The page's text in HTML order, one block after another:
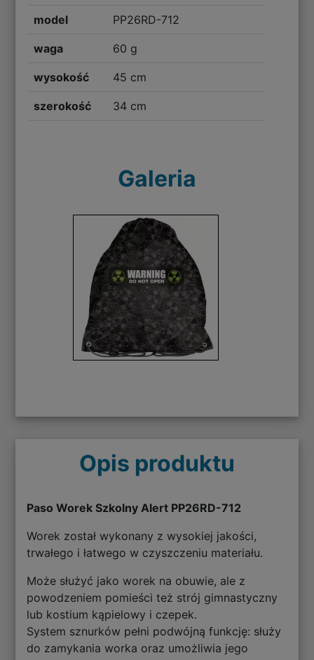
model PP26RD-712
waga 60 g
wysokość 45 cm
szerokość 34 cm
Galeria
Opis produktu
Paso Worek Szkolny Alert PP26RD-712
Worek został wykonany z wysokiej jakości,
trwałego i łatwego w czyszczeniu materiału.
Może służyć jako worek na obuwie, ale z
powodzeniem pomieści też strój gimnastyczny
lub kostium kąpielowy i czepek.
System sznurków pełni podwójną funkcję: służy
do zamykania worka oraz umożliwia jego